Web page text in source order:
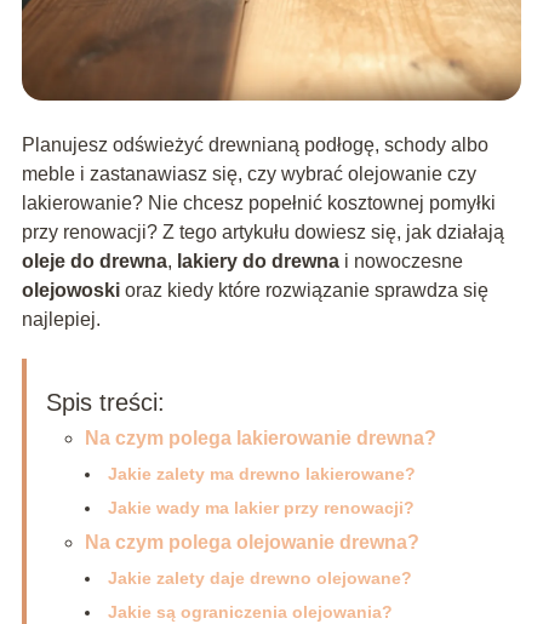
Planujesz odświeżyć drewnianą podłogę, schody albo
meble i zastanawiasz się, czy wybrać olejowanie czy
lakierowanie? Nie chcesz popełnić kosztownej pomyłki
przy renowacji? Z tego artykułu dowiesz się, jak działają
oleje do drewna, lakiery do drewnai nowoczesne
olejowoskioraz kiedy które rozwiązanie sprawdza się
najlepiej.
Spis treści:
Na czym polega lakierowanie drewna?
Jakie zalety ma drewno lakierowane?
Jakie wady ma lakier przy renowacji?
Na czym polega olejowanie drewna?
Jakie zalety daje drewno olejowane?
Jakie są ograniczenia olejowania?